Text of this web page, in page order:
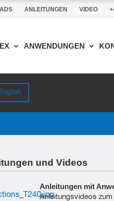
ANLEITUNGEN VIDEO
ANWENDUNGEN
und Videos
Anleitungen mit
Anleitungsvideos